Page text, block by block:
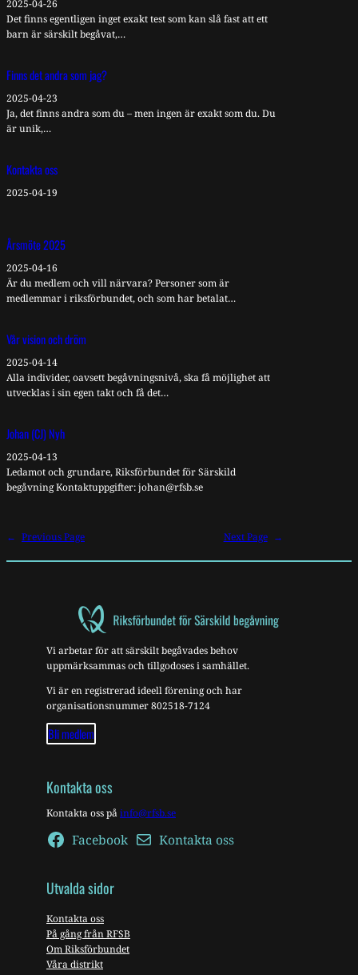
2025-04-26
Det finns egentligen inget exakt test som kan slå fast att ett
barn är särskilt begåvat,…
Finns det andra som jag?
2025-04-23
Ja, det finns andra som du – men ingen är exakt som du. Du
är unik,…
Kontakta oss
2025-04-19
Årsmöte 2025
2025-04-16
Är du medlem och vill närvara? Personer som är
medlemmar i riksförbundet, och som har betalat…
Vår vision och dröm
2025-04-14
Alla individer, oavsett begåvningsnivå, ska få möjlighet att
utvecklas i sin egen takt och få det…
Johan (CJ) Nyh
2025-04-13
Ledamot och grundare, Riksförbundet för Särskild
begåvning Kontaktuppgifter: johan@rfsb.se
← Previous Page Next Page →
Vi arbetar för att särskilt begåvades behov
uppmärksammas och tillgodoses i samhället.
Vi är en registrerad ideell förening och har
organisationsnummer 802518-7124
Bli medlem
Kontakta oss
Kontakta oss påinfo@rfsb.se
Facebook Kontakta oss
Utvalda sidor
Kontakta oss
På gång från RFSB
Om Riksförbundet
Våra distrikt